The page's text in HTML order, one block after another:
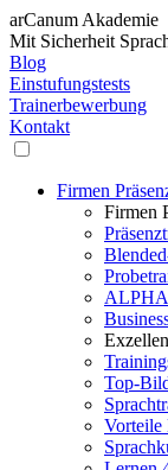
arCanum Akademie
Mit Sicherheit
Blog
Einstufungstests
Trainerbewerbung
Kontakt
Firmen
Firmen
Top-
Vorteile